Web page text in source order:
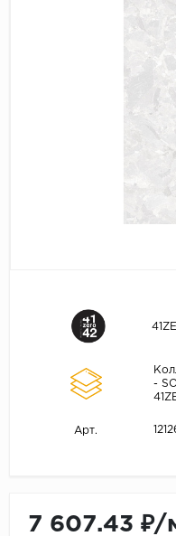
-
Арт.
7 607.43 ₽/